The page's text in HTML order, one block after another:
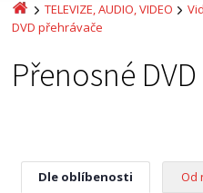
TELEVIZE, AUDIO, VIDEO
DVD přehrávače
Přenosné
Dle oblíbenosti Od